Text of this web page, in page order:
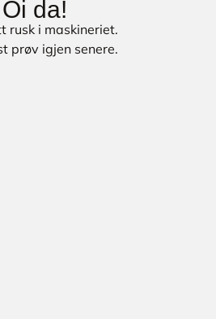
Oi da!
rusk i maskineriet.
prøv igjen senere.